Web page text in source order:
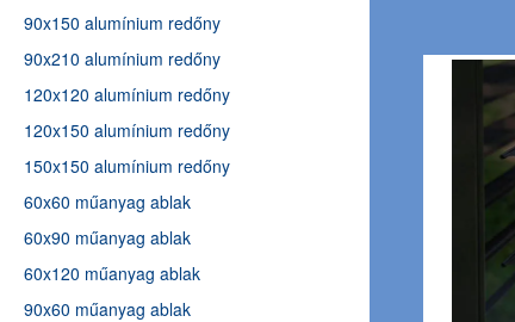
90x150 alumínium redőny
90x210 alumínium redőny
120x120 alumínium redőny
120x150 alumínium redőny
150x150 alumínium redőny
60x60 műanyag ablak
60x90 műanyag ablak
60x120 műanyag ablak
90x60 műanyag ablak